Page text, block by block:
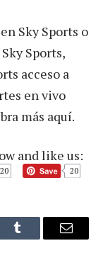
Sky Sports o
Sports,
acceso a
en vivo
más aquí.
and like us:
20 20
Tumblr Email